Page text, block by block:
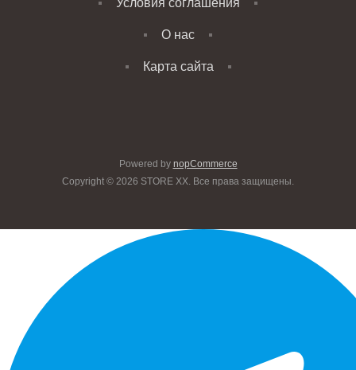
Условия соглашения
О нас
Карта сайта
Powered by nopCommerce
Copyright © 2026 STORE XX. Все права защищены.